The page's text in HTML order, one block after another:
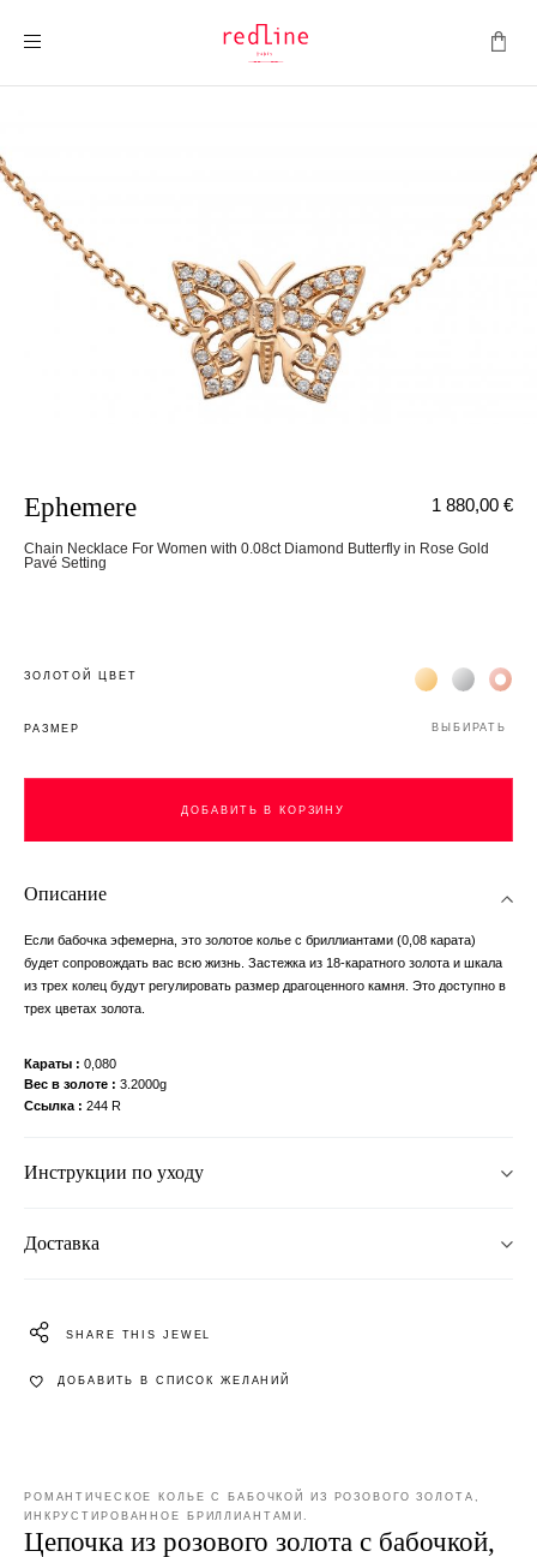
Ephemere
Chain Necklace For Women with 0.08ct Diamond Butterfly in Rose Gold
Pavé Setting
1 880,00 €
ЗОЛОТОЙ ЦВЕТ Жёлтое золото
Белое
РАЗМЕР ВЫБИРАТЬ
ДОБАВИТЬ В КОРЗИНУ
ДОБАВИТЬ В КОРЗИНУ
Описание
Если бабочка эфемерна, это золотое колье с бриллиантами (0,08 карата)
будет сопровождать вас всю жизнь. Застежка из 18-каратного золота и шкала
из трех колец будут регулировать размер драгоценного камня. Это доступно в
трех цветах золота.
Караты
0,080
Вес в золоте
3.2000g
Ссылка
244 R
Инструкции по уходу
Доставка
SHARE THIS JEWEL
ДОБАВИТЬ В СПИСОК ЖЕЛАНИЙ
РОМАНТИЧЕСКОЕ КОЛЬЕ С БАБОЧКОЙ ИЗ РОЗОВОГО ЗОЛОТА,
ИНКРУСТИРОВАННОЕ БРИЛЛИАНТАМИ.
Цепочка из розового золота с бабочкой,